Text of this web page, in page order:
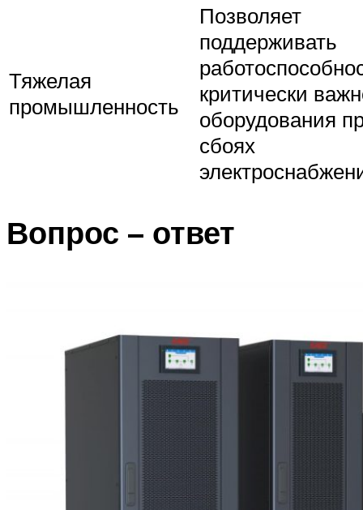
Тяжелая
промышленность
Позволяет
поддерживать
критически
оборудования
сбоях
Вопрос – ответ